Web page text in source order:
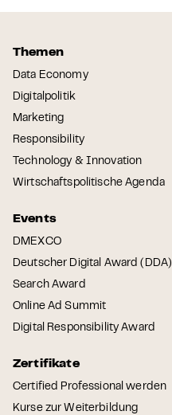
Themen
Data Economy
Digitalpolitik
Marketing
Responsibility
Technology & Innovation
Wirtschaftspolitische Agenda
Events
DMEXCO
Deutscher Digital Award (DDA)
Search Award
Online Ad Summit
Digital Responsibility Award
Zertifikate
Certified Professional werden
Kurse zur Weiterbildung